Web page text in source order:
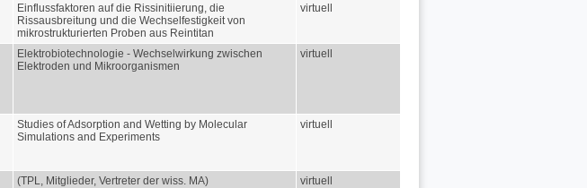
Einflussfaktoren auf die Rissinitiierung, die
Rissausbreitung und die Wechselfestigkeit von
mikrostrukturierten Proben aus Reintitan
virtuell
Elektrobiotechnologie - Wechselwirkung zwischen
Elektroden und Mikroorganismen
virtuell
Studies of Adsorption and Wetting by Molecular
Simulations and Experiments
virtuell
(TPL, Mitglieder, Vertreter der wiss. MA) virtuell